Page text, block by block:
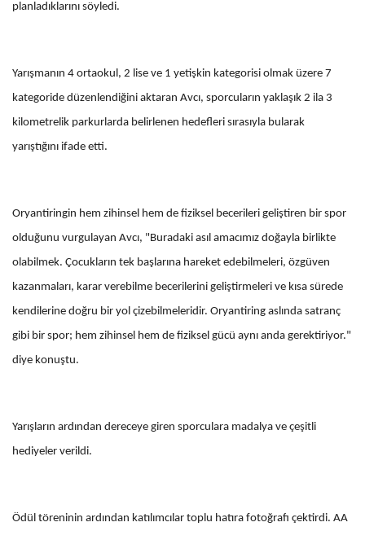
planladıklarını söyledi.
Yarışmanın 4 ortaokul, 2 lise ve 1 yetişkin kategorisi olmak üzere 7
kategoride düzenlendiğini aktaran Avcı, sporcuların yaklaşık 2 ila 3
kilometrelik parkurlarda belirlenen hedefleri sırasıyla bularak
yarıştığını ifade etti.
Oryantiringin hem zihinsel hem de fiziksel becerileri geliştiren bir spor
olduğunu vurgulayan Avcı, "Buradaki asıl amacımız doğayla birlikte
olabilmek. Çocukların tek başlarına hareket edebilmeleri, özgüven
kazanmaları, karar verebilme becerilerini geliştirmeleri ve kısa sürede
kendilerine doğru bir yol çizebilmeleridir. Oryantiring aslında satranç
gibi bir spor; hem zihinsel hem de fiziksel gücü aynı anda gerektiriyor."
diye konuştu.
Yarışların ardından dereceye giren sporculara madalya ve çeşitli
hediyeler verildi.
Ödül töreninin ardından katılımcılar toplu hatıra fotoğrafı çektirdi. AA